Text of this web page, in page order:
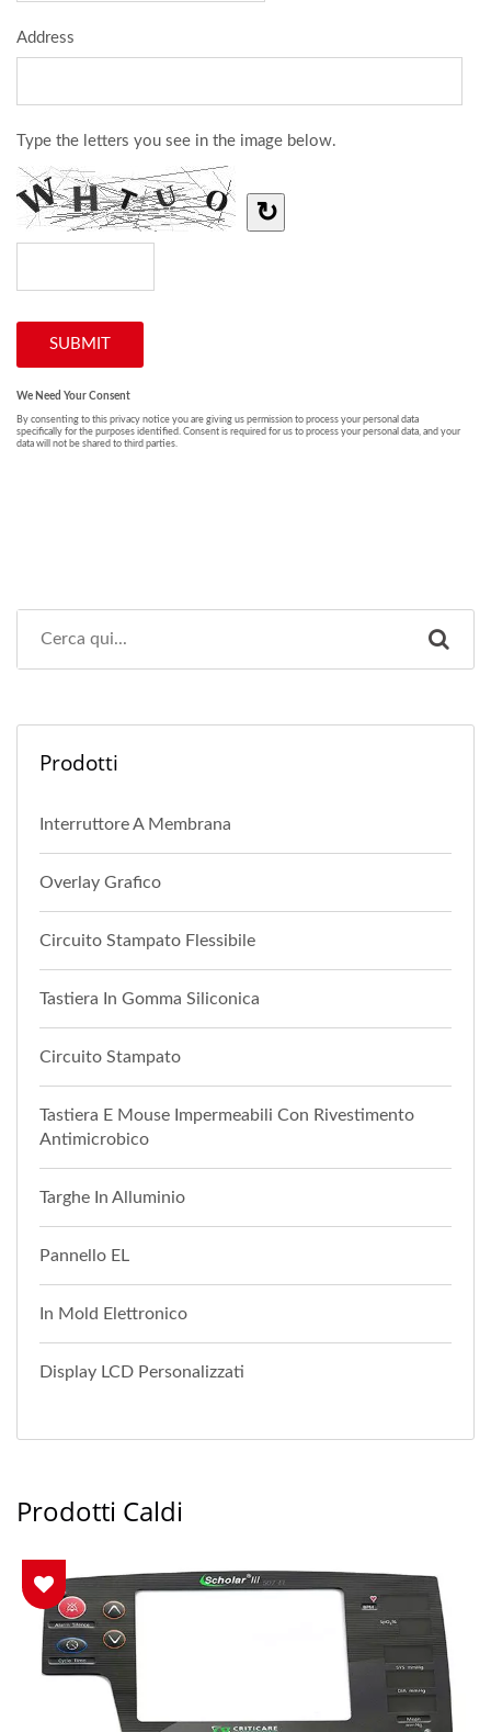
Prodotti
Interruttore A Membrana
Overlay Grafico
Circuito Stampato Flessibile
Tastiera In Gomma Siliconica
Circuito Stampato
Tastiera E Mouse Impermeabili Con Rivestimento
Antimicrobico
Targhe In Alluminio
Pannello EL
In Mold Elettronico
Display LCD Personalizzati
Prodotti Caldi